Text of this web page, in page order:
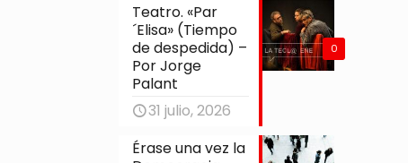
0
Teatro. «Par
´Elisa» (Tiempo
de despedida) –
Por Jorge
Palant
31 julio, 2026
Érase una vez la